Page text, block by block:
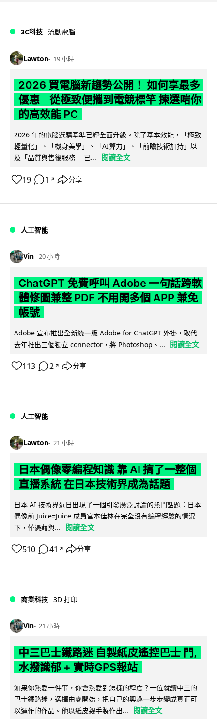
3C科技 流動電腦
Lawton 19 小時
2026 買電腦新趨勢公開！ 如何享最多
優惠 從極致便攜到電競標竿 揀選啱你
的高效能 PC
2026 年的電腦選購基準已經全面升級。除了基本效能，「極致
輕量化」、「機身美學」、「AI算力」、「前瞻技術加持」以
及「品質與售後服務」 已...
閱讀全文
19 1 ↗ 分享
人工智能
Vin 20 小時
ChatGPT 免費呼叫 Adobe 一句話跨軟
體修圖兼整 PDF 不用開多個 APP 兼免
帳號
Adobe 宣布推出全新統一版 Adobe for ChatGPT 外掛，取代
去年推出三個獨立 connector，將 Photoshop、...
閱讀全文
113 2 ↗ 分享
人工智能
Lawton 21 小時
日本偶像零編程知識 靠 AI 搞了一整個
直播系統 在日本技術界成為話題
日本 AI 技術界近日出現了一個引發廣泛討論的熱門話題：日本
偶像前 Juice=Juice 成員宮本佳林在完全沒有編程經驗的情況
下，僅憑藉與...
閱讀全文
510 41 ↗ 分享
商業科技 3D 打印
Vin 21 小時
中三巴士鐵路迷 自製紙皮遙控巴士 門,
水撥識郁 + 實時GPS報站
如果你熱愛一件事，你會熱愛到怎樣的程度？一位就讀中三的
巴士鐵路迷，選擇由零開始，把自己的興趣一步步變成真正可
以運作的作品。他以紙皮親手製作出...
閱讀全文